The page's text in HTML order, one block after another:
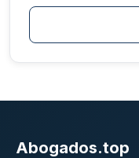
Abogados.top